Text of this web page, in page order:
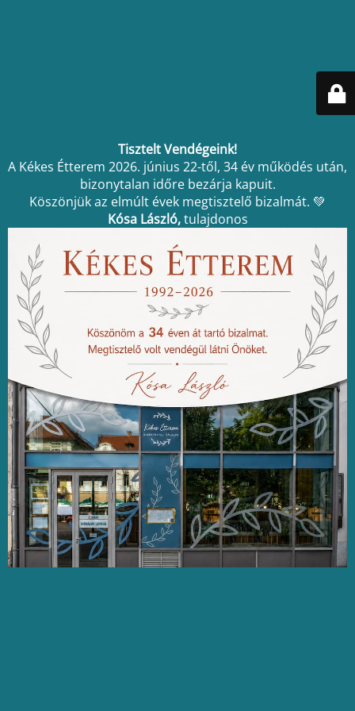
Tisztelt Vendégeink!
A Kékes Étterem 2026. június 22-től, 34 év működés után,
bizonytalan időre bezárja kapuit.
Köszönjük az elmúlt évek megtisztelő bizalmát. 💚
Kósa László,tulajdonos